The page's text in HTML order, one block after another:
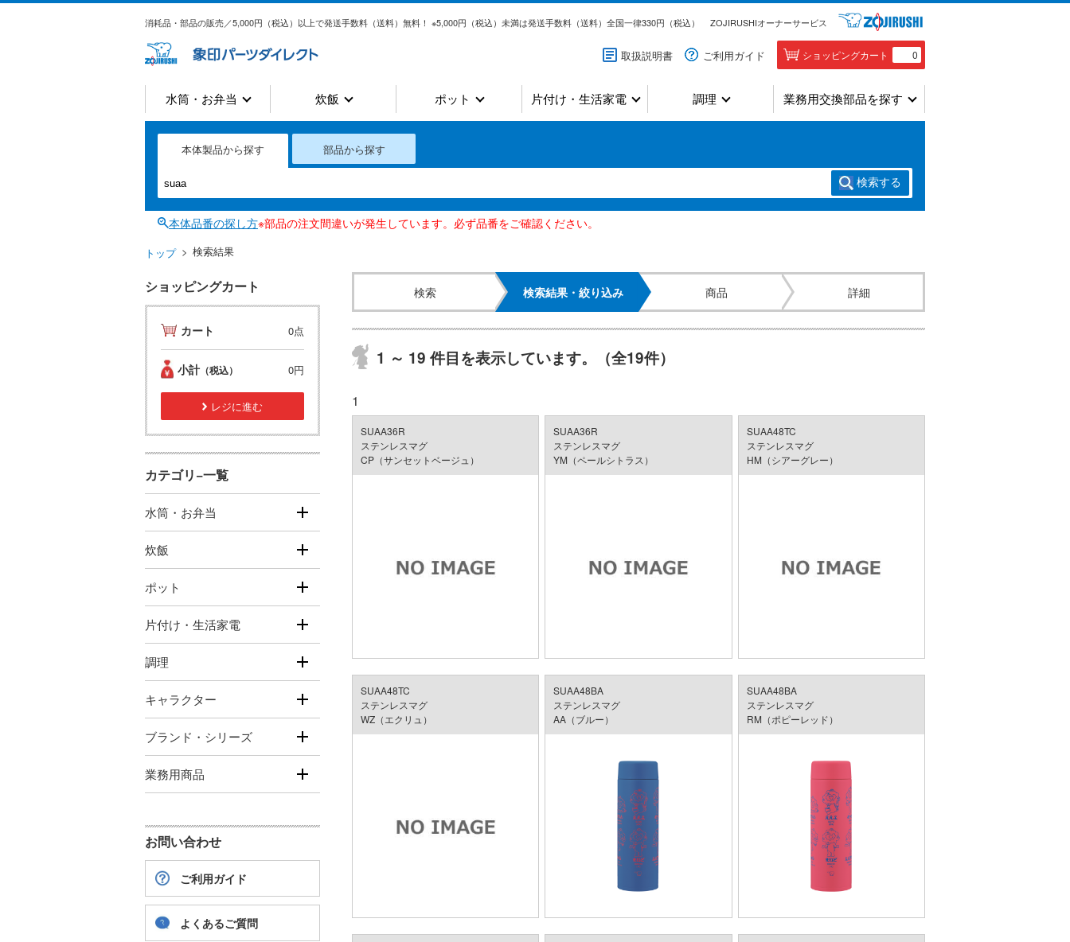
消耗品・部品の販売／5,000円（税込）以上で発送手数料（送料）無料！ ※5,000円（税込）未満は発送手数料（送料）全国一律330円（税込） ZOJIRUSHIオーナーサービス
取扱説明書 ご利用ガイド ショッピングカート 0
水筒・お弁当 炊飯 ポット 片付け・生活家電 調理 業務用交換部品を探す
本体製品から探す 部品から探す
検索する
本体品番の探し方※部品の注文間違いが発生しています。必ず品番をご確認ください。
トップ 検索結果
検索 検索結果・絞り込み 商品 詳細
1 ～ 19 件目を表示しています。（全19件）
1
SUAA36R
ステンレスマグ
CP（サンセットベージュ）
SUAA36R
ステンレスマグ
YM（ペールシトラス）
SUAA48TC
ステンレスマグ
HM（シアーグレー）
SUAA48TC
ステンレスマグ
WZ（エクリュ）
SUAA48BA
ステンレスマグ
AA（ブルー）
SUAA48BA
ステンレスマグ
RM（ポピーレッド）
ショッピングカート
カート 0点
小計 （税込） 0円
レジに進む
カテゴリ−一覧
水筒・お弁当
炊飯
ポット
片付け・生活家電
調理
キャラクター
ブランド・シリーズ
業務用商品
お問い合わせ
ご利用ガイド
よくあるご質問